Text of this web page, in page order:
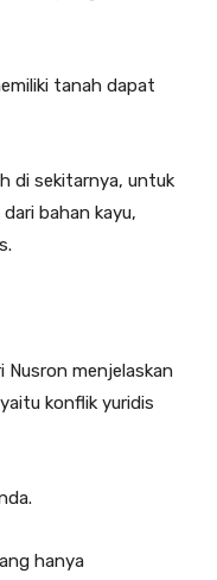
tanah dapat
di sekitarnya, untuk
bahan kayu,
Nusron menjelaskan
konflik yuridis
hanya